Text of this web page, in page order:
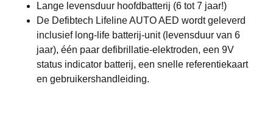
Lange levensduur hoofdbatterij (6 tot 7 jaar!)
De Defibtech Lifeline AUTO AED wordt geleverd
inclusief long-life batterij-unit (levensduur van 6
jaar), één paar defibrillatie-elektroden, een 9V
status indicator batterij, een snelle referentiekaart
en gebruikershandleiding.